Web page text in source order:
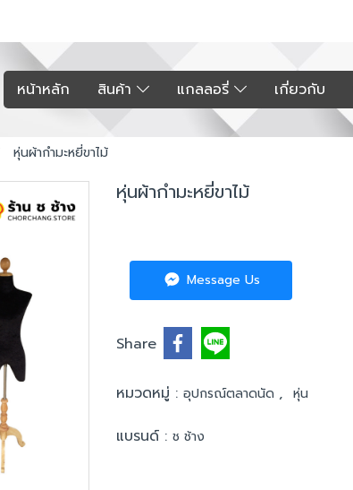
หน้าหลัก สินค้า แกลลอรี่ เกี่ยวกับ
หุ่นผ้ากำมะหยี่ขาไม้
หุ่นผ้ากำมะหยี่ขาไม้
Message Us
Share
หมวดหมู่ : อุปกรณ์ตลาดนัด , หุ่น
แบรนด์ : ช ช้าง